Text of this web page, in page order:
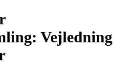
Vejledning